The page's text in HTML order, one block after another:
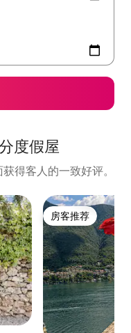
度假屋
得客人的一致好评。
房客推荐
房客推荐